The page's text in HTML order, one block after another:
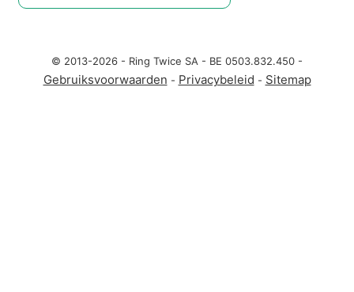
© 2013-2026 - Ring Twice SA - BE 0503.832.450 -
Gebruiksvoorwaarden - Privacybeleid - Sitemap